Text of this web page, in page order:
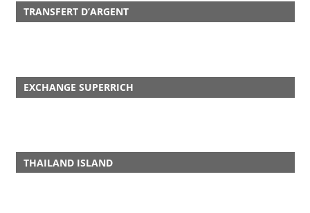
TRANSFERT D’ARGENT
EXCHANGE SUPERRICH
THAILAND ISLAND